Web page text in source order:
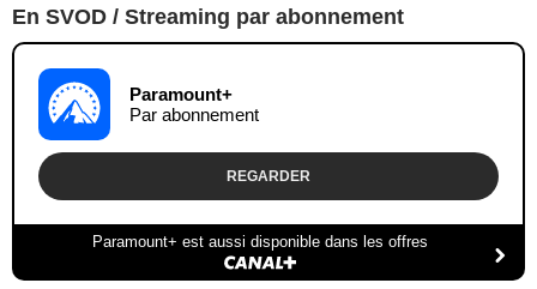
En SVOD / Streaming par abonnement
Paramount+
Par abonnement
REGARDER
Paramount+ est aussi disponible dans les offres